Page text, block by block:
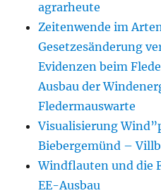
agrarheute
Zeitenwende im
Gesetzesänderung
Evidenzen beim
Ausbau der
Fledermauswarte
Visualisierung
Biebergemünd –
Windflauten und die
EE-Ausbau